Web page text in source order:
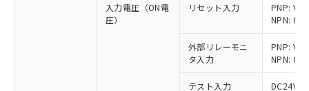
入力電圧（ON電
圧）
リセット入力
PNP: Vs-
NPN: 0
外部リレーモニ
タ入力
PNP: Vs-
NPN: 0
テスト入力
DC24V